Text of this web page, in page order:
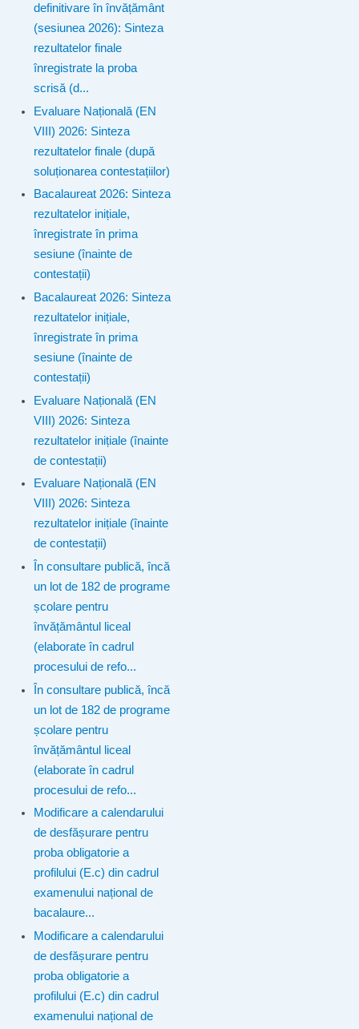
definitivare în învățământ
(sesiunea 2026): Sinteza
rezultatelor finale
înregistrate la proba
scrisă (d...
Evaluare Națională (EN
VIII) 2026: Sinteza
rezultatelor finale (după
soluționarea contestațiilor)
Bacalaureat 2026: Sinteza
rezultatelor inițiale,
înregistrate în prima
sesiune (înainte de
contestații)
Bacalaureat 2026: Sinteza
rezultatelor inițiale,
înregistrate în prima
sesiune (înainte de
contestații)
Evaluare Națională (EN
VIII) 2026: Sinteza
rezultatelor inițiale (înainte
de contestații)
Evaluare Națională (EN
VIII) 2026: Sinteza
rezultatelor inițiale (înainte
de contestații)
În consultare publică, încă
un lot de 182 de programe
școlare pentru
învățământul liceal
(elaborate în cadrul
procesului de refo...
În consultare publică, încă
un lot de 182 de programe
școlare pentru
învățământul liceal
(elaborate în cadrul
procesului de refo...
Modificare a calendarului
de desfășurare pentru
proba obligatorie a
profilului (E.c) din cadrul
examenului național de
bacalaure...
Modificare a calendarului
de desfășurare pentru
proba obligatorie a
profilului (E.c) din cadrul
examenului național de